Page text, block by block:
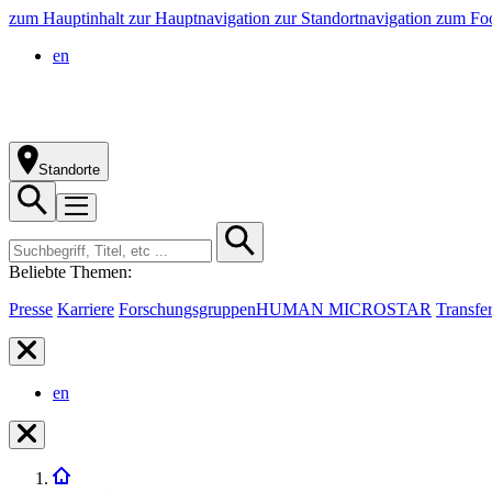
zum Hauptinhalt zur Hauptnavigation zur Standortnavigation zum
en
Standorte
Beliebte Themen:
Presse Karriere ForschungsgruppenHUMAN MICROSTAR Transfer
en